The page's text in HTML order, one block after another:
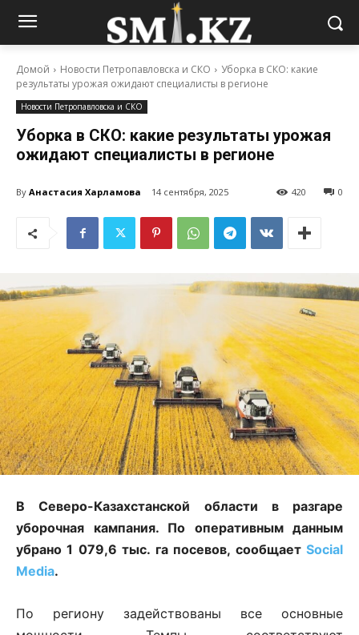
Домой Новости Петропавловска и СКО
Уборка в СКО: какие
результаты урожая ожидают специалисты в регионе
Новости Петропавловска и СКО
Уборка в СКО: какие результаты урожая
ожидают специалисты в регионе
By Анастасия Харламова 14 сентября, 2025 0
420
В Северо-Казахстанской области в разгаре
уборочная кампания. По оперативным данным
убрано 1 079,6 тыс. га посевов, сообщает Social
Media.
По региону задействованы все основные